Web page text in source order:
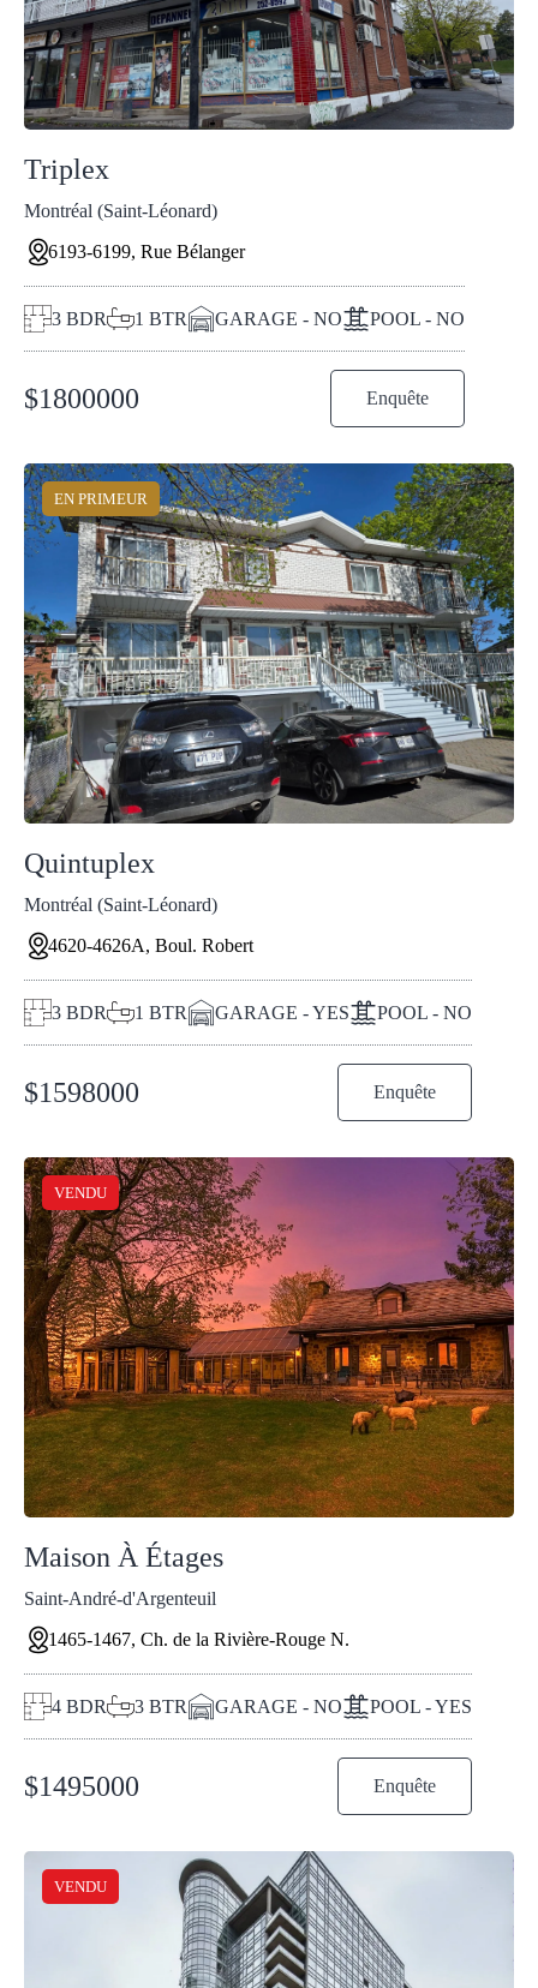
Triplex
Montréal (Saint-Léonard)
6193-6199, Rue Bélanger
3 BDR 1 BTR GARAGE - NO POOL - NO
$1800000 Enquête
EN PRIMEUR
Quintuplex
Montréal (Saint-Léonard)
4620-4626A, Boul. Robert
3 BDR 1 BTR GARAGE - YES POOL - NO
$1598000 Enquête
VENDU
Maison À Étages
Saint-André-d'Argenteuil
1465-1467, Ch. de la Rivière-Rouge N.
4 BDR 3 BTR GARAGE - NO POOL - YES
$1495000 Enquête
VENDU